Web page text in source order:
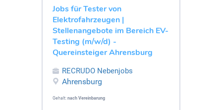
Jobs für Tester von
Elektrofahrzeugen |
Stellenangebote im Bereich EV-
Testing (m/w/d) -
Quereinsteiger Ahrensburg
RECRUDO Nebenjobs
Ahrensburg
Gehalt: nach Vereinbarung